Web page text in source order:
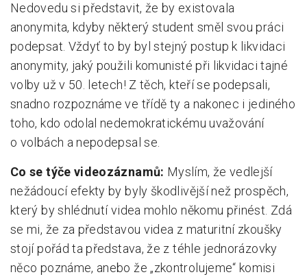
Nedovedu si představit, že by existovala
anonymita, kdyby některý student směl svou práci
podepsat. Vždyť to by byl stejný postup k likvidaci
anonymity, jaký použili komunisté při likvidaci tajné
volby už v 50. letech! Z těch, kteří se podepsali,
snadno rozpoznáme ve třídě ty a nakonec i jediného
toho, kdo odolal nedemokratickému uvažování
o volbách a nepodepsal se.
Co se týče videozáznamů: Myslím, že vedlejší
nežádoucí efekty by byly škodlivější než prospěch,
který by shlédnutí videa mohlo někomu přinést. Zdá
se mi, že za představou videa z maturitní zkoušky
stojí pořád ta představa, že z téhle jednorázovky
něco poznáme, anebo že „zkontrolujeme“ komisi